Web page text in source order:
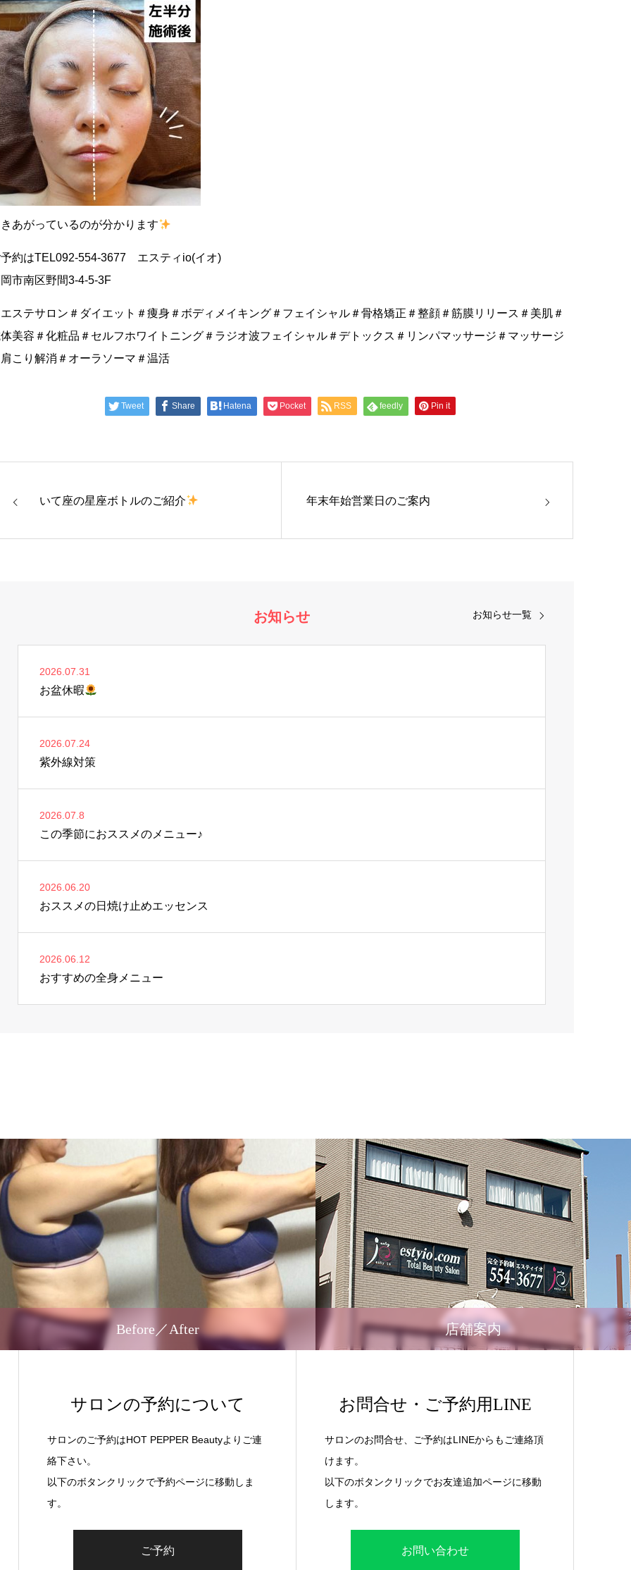
あがっているのが分かります
約はTEL092-554-3677 エスティio(イオ)
市南区野間3-4-5-3F
ステサロン＃ダイエット＃痩身＃ボディメイキング＃フェイシャル＃骨格矯正＃整顔＃筋膜リリース＃美肌＃
美容＃化粧品＃セルフホワイトニング＃ラジオ波フェイシャル＃デトックス＃リンパマッサージ＃マッサージ
こり解消＃オーラソーマ＃温活
Tweet Share Hatena Pocket RSS feedly Pin it
いて座の星座ボトルのご紹介 年末年始営業日のご案内
お知らせ
2026.07.31
お盆休暇
2026.07.24
紫外線対策
2026.07.8
この季節におススメのメニュー♪
2026.06.20
おススメの日焼け止めエッセンス
2026.06.12
おすすめの全身メニュー
お知らせ一覧
Before／After 店舗案内
サロンの予約について
サロンのご予約はHOT PEPPER Beautyよりご連
絡下さい。
以下のボタンクリックで予約ページに移動しま
す。
ご予約
お問合せ・ご予約用LINE
サロンのお問合せ、ご予約はLINEからもご連絡頂
けます。
以下のボタンクリックでお友達追加ページに移動
します。
お問い合わせ